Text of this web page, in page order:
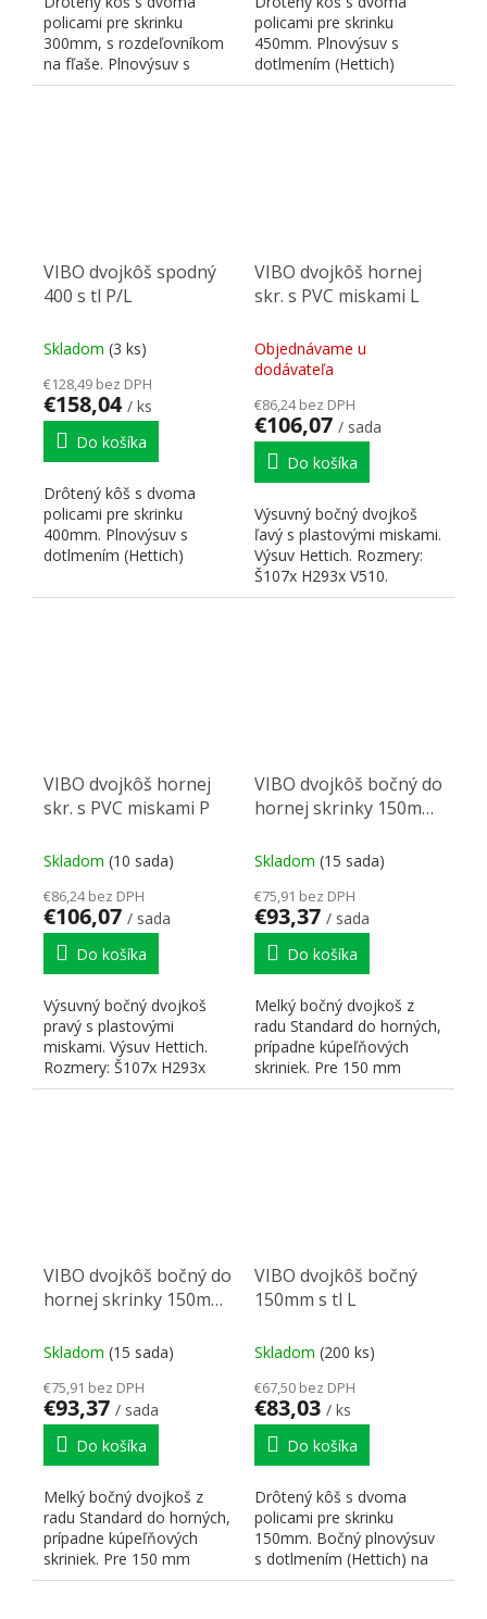
policami pre skrinku
300mm, s rozdeľovníkom
na fľaše. Plnovýsuv s
dotlmením (Hettich)
policami pre skrinku
450mm. Plnovýsuv s
dotlmením (Hettich)
pravoľavý. Rozmery:
VIBO dvojkôš spodný
400 s tl P/L
Skladom (3 ks)
€128,49 bez DPH
€158,04 / ks
Do košíka
Drôtený kôš s dvoma
policami pre skrinku
400mm. Plnovýsuv s
dotlmením (Hettich)
h470xv520xš364....
VIBO dvojkôš hornej
skr. s PVC miskami L
Objednávame u
dodávateľa
€86,24 bez DPH
€106,07 / sada
Do košíka
Výsuvný bočný dvojkoš
ľavý s plastovými miskami.
Výsuv Hettich. Rozmery:
Š107x H293x V510.
Vhodný pre otvorené...
VIBO dvojkôš hornej
skr. s PVC miskami P
Skladom (10 sada)
€86,24 bez DPH
€106,07 / sada
Do košíka
Výsuvný bočný dvojkoš
pravý s plastovými
miskami. Výsuv Hettich.
Rozmery: Š107x H293x
V510. Vhodný pre
VIBO dvojkôš bočný do
hornej skrinky 150mm
Skladom (15 sada)
€75,91 bez DPH
€93,37 / sada
Do košíka
Melký bočný dvojkoš z
radu Standard do horných,
prípadne kúpeľňových
skriniek. Pre 150 mm
korpus. Pochrómovaný
VIBO dvojkôš bočný do
hornej skrinky 150mm
Skladom (15 sada)
€75,91 bez DPH
€93,37 / sada
Do košíka
Melký bočný dvojkoš z
radu Standard do horných,
prípadne kúpeľňových
skriniek. Pre 150 mm
korpus. p Pchrómovaný
VIBO dvojkôš bočný
150mm s tl L
Skladom (200 ks)
€67,50 bez DPH
€83,03 / ks
Do košíka
Drôtený kôš s dvoma
policami pre skrinku
150mm. Bočný plnovýsuv
s dotlmením (Hettich) na
montáž na ľavú stenu...